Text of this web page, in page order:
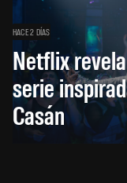
HACE 2 DÍAS
Netflix
serie
Casán